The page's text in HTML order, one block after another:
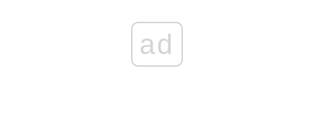
ad